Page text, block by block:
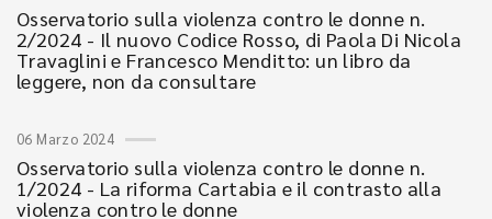
Osservatorio sulla violenza contro le donne n.
2/2024 - Il nuovo Codice Rosso, di Paola Di Nicola
Travaglini e Francesco Menditto: un libro da
leggere, non da consultare
06 Marzo 2024
Osservatorio sulla violenza contro le donne n.
1/2024 - La riforma Cartabia e il contrasto alla
violenza contro le donne